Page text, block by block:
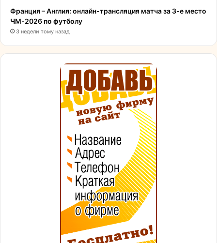
Франция – Англия: онлайн-трансляция матча за 3-е место
ЧМ-2026 по футболу
3 недели тому назад